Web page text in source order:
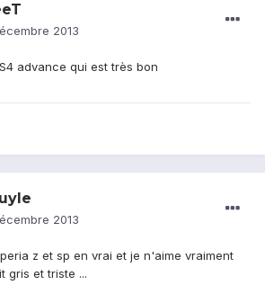
2013
advance qui est très bon
2013
z et sp en vrai et je n'aime vraiment
gris et triste ...